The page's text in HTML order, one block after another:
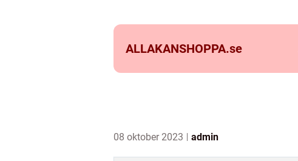
ALLAKANSHOPPA.se
08 oktober 2023 admin